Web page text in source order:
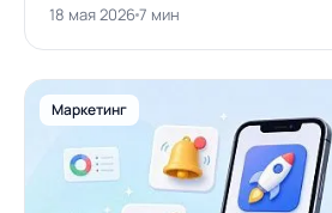
18 мая 20267 мин
Маркетинг